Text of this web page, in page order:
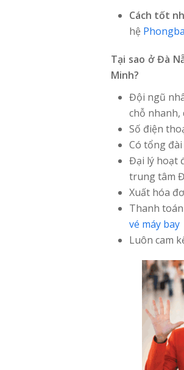
Cách tốt
hệ
Tại sao ở Đà
Minh?
Đội ngũ
chỗ nhanh,
Số điện
Có tổng
Đại lý hoạt
trung tâm
Xuất hóa
Thanh
vé máy bay
Luôn cam